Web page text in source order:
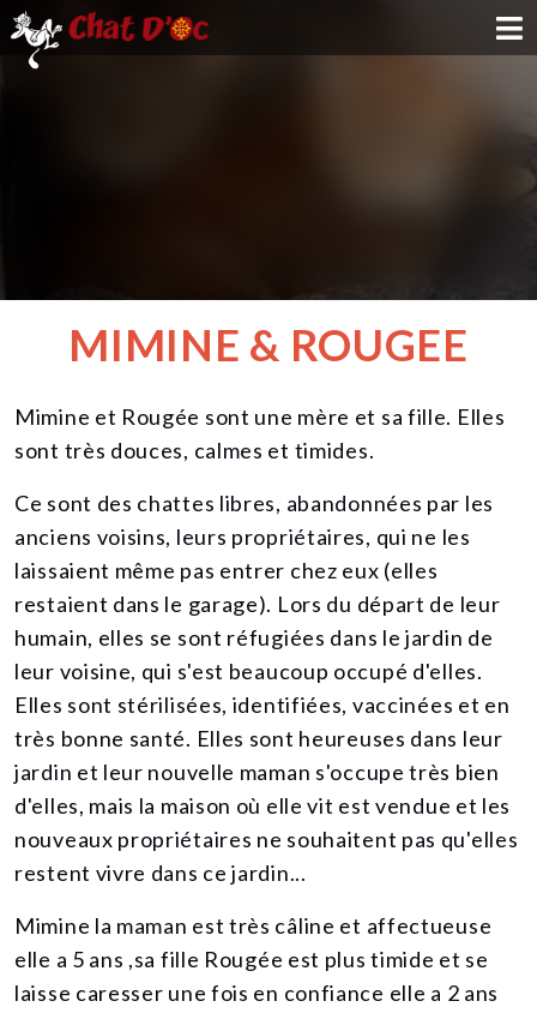
NOUS SOUTENIR
CONTACT
MIMINE & ROUGEE
Mimine et Rougée sont une mère et sa fille. Elles
sont très douces, calmes et timides.
Ce sont des chattes libres, abandonnées par les
anciens voisins, leurs propriétaires, qui ne les
laissaient même pas entrer chez eux (elles
restaient dans le garage). Lors du départ de leur
humain, elles se sont réfugiées dans le jardin de
leur voisine, qui s'est beaucoup occupé d'elles.
Elles sont stérilisées, identifiées, vaccinées et en
très bonne santé. Elles sont heureuses dans leur
jardin et leur nouvelle maman s'occupe très bien
d'elles, mais la maison où elle vit est vendue et les
nouveaux propriétaires ne souhaitent pas qu'elles
restent vivre dans ce jardin...
Mimine la maman est très câline et affectueuse
elle a 5 ans ,sa fille Rougée est plus timide et se
laisse caresser une fois en confiance elle a 2 ans